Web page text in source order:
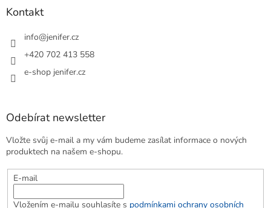
Kontakt
info@jenifer.cz
+420 702 413 558
e-shop jenifer.cz
Odebírat newsletter
Vložte svůj e-mail a my vám budeme zasílat informace o nových
produktech na našem e-shopu.
E-mail
Vložením e-mailu souhlasíte s podmínkami ochrany osobních